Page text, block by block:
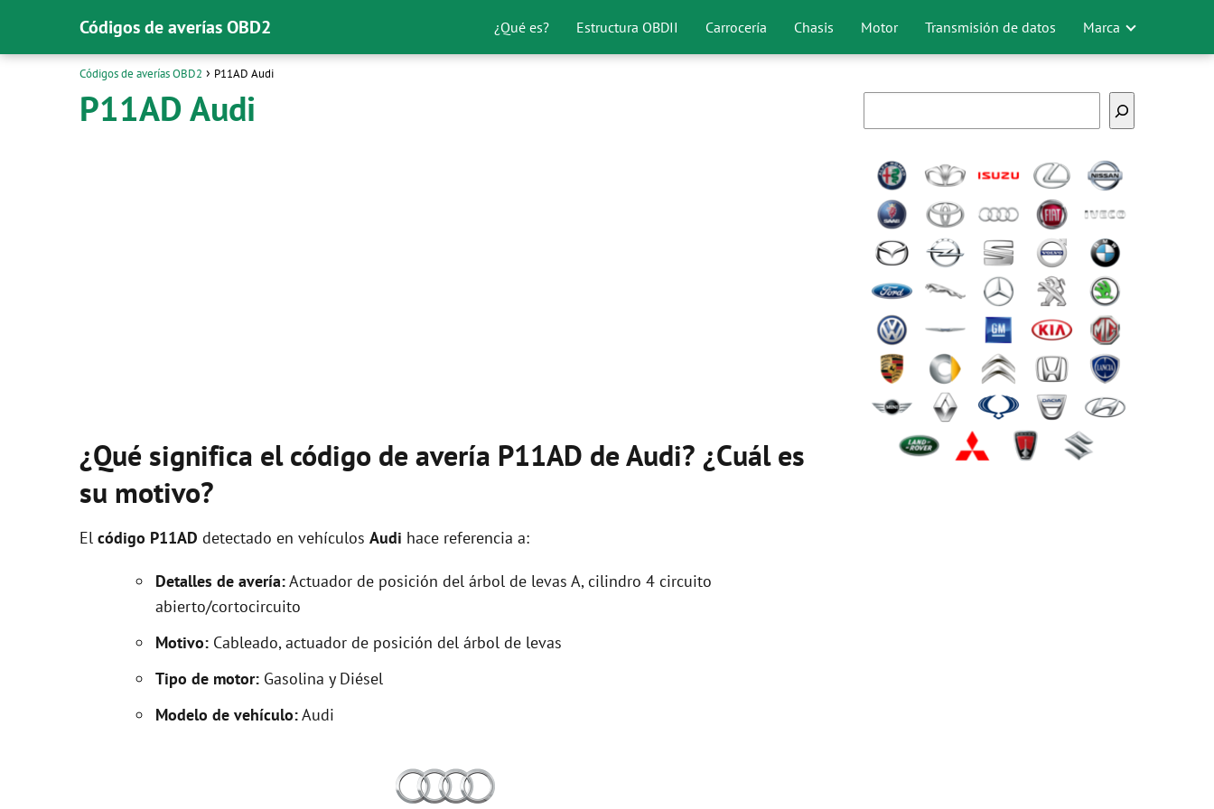
Códigos de averías OBD2 ¿Qué es? Estructura OBDII Carrocería Chasis Motor Transmisión de datos Marca
Códigos de averías OBD2 P11AD Audi
P11AD Audi
¿Qué significa el código de avería P11AD de Audi? ¿Cuál es
su motivo?
El código P11AD detectado en vehículos Audi hace referencia a:
Detalles de avería:Actuador de posición del árbol de levas A, cilindro 4 circuito
abierto/cortocircuito
Motivo: Cableado, actuador de posición del árbol de levas
Tipo de motor: Gasolina y Diésel
Modelo de vehículo:Audi